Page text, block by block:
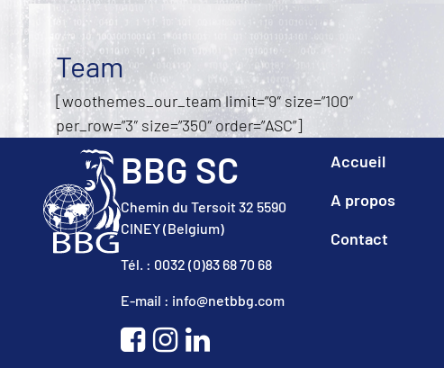
Team
[woothemes_our_team limit=”9″ size=”100″
per_row=”3″ size=”350″ order=”ASC”]
BBG SC
Chemin du Tersoit 32 5590
CINEY (Belgium)
Tél. : 0032 (0)83 68 70 68
E-mail : info@netbbg.com
Accueil
A propos
Contact